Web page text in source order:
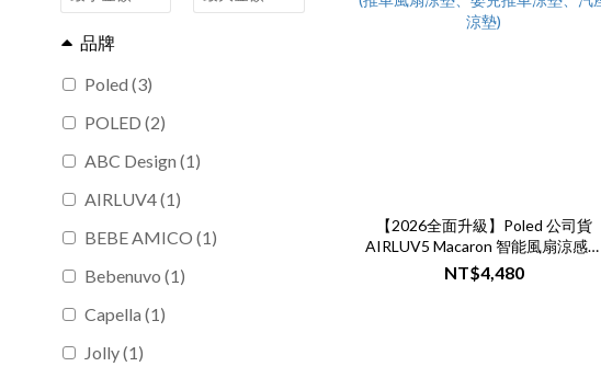
品牌
Poled (3)
POLED (2)
ABC Design (1)
AIRLUV4 (1)
BEBE AMICO (1)
Bebenuvo (1)
Capella (1)
Jolly (1)
【2026全面升級】Poled 公司貨
AIRLUV5 Macaron 智能風扇涼感墊
(推車風扇涼墊、嬰兒推車涼墊、汽座
NT$4,480